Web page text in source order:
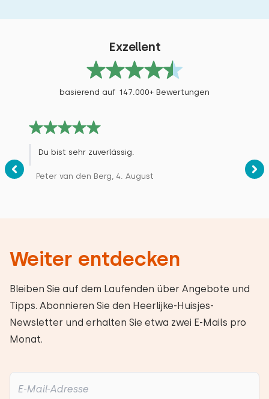
Exzellent
basierend auf 147.000+ Bewertungen
Du bist sehr zuverlässig.
Peter van den Berg, 4. August
Weiter entdecken
Bleiben Sie auf dem Laufenden über Angebote und
Tipps. Abonnieren Sie den Heerlijke-Huisjes-
Newsletter und erhalten Sie etwa zwei E-Mails pro
Monat.